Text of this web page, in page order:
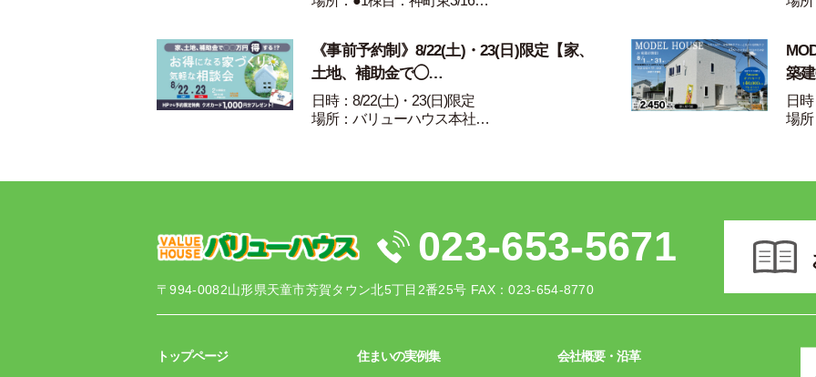
《事前予約制》8/22(土)・23(日)限定【家、
土地、補助金で◯…
日時：8/22(土)・23(日)限定
場所：バリューハウス本社…
築
日
場
〒994-0082山形県天童市芳賀タウン北5丁目2番25号 FAX：023-654-8770
023-653-5671
トップページ 住まいの実例集 会社概要・沿革